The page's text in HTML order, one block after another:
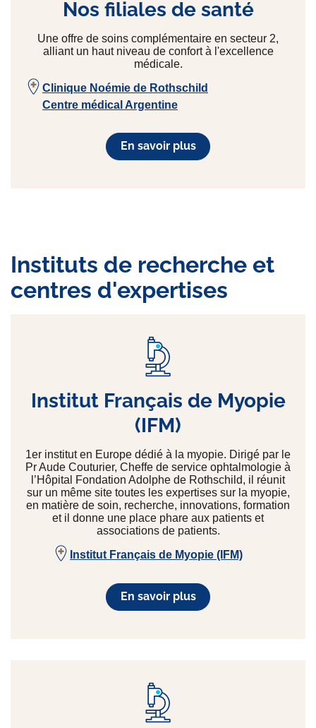
Nos filiales de santé
Une offre de soins complémentaire en secteur 2,
alliant un haut niveau de confort à l'excellence
médicale.
Clinique Noémie de Rothschild
Centre médical Argentine
En savoir plus
Instituts de recherche et
centres d'expertises
Institut Français de Myopie
(IFM)
1er institut en Europe dédié à la myopie. Dirigé par le
Pr Aude Couturier, Cheffe de service ophtalmologie à
l’Hôpital Fondation Adolphe de Rothschild, il réunit
sur un même site toutes les expertises sur la myopie,
en matière de soin, recherche, innovations, formation
et il donne une place phare aux patients et
associations de patients.
Institut Français de Myopie (IFM)
En savoir plus